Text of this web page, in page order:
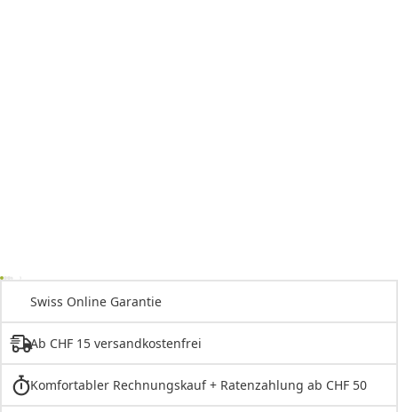
Swiss Online Garantie
Ab CHF 15 versandkostenfrei
Komfortabler Rechnungskauf + Ratenzahlung ab CHF 50